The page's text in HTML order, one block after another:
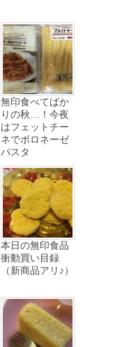
無印食べてばか
りの秋…！今夜
はフェットチー
ネでボロネーゼ
パスタ
本日の無印食品
衝動買い目録
（新商品アリ♪）